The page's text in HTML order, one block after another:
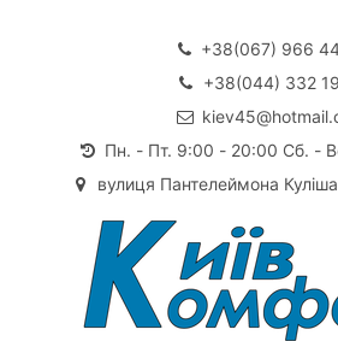
+38(067) 966
+38(044) 332
Пн. - Пт. 9:00 - 20:00 Сб. -
вулиця Пантелеймона